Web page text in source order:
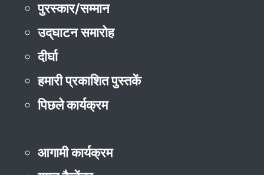
पुरस्कार/सम्मान
उद्‌घाटन समारोह
दीर्घा
हमारी प्रकाशित पुस्तकें
पिछले कार्यक्रम
आगामी कार्यक्रम